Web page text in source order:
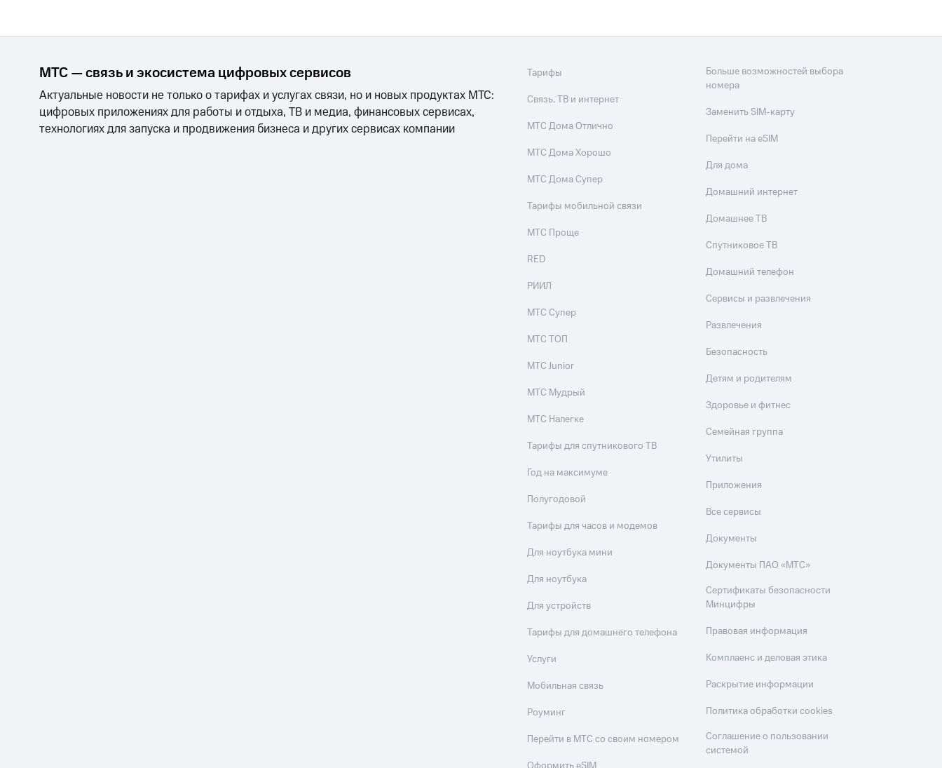
МТС — связь и экосистема цифровых сервисов
Актуальные новости не только о тарифах и услугах связи, но и новых продуктах МТС:
цифровых приложениях для работы и отдыха, ТВ и медиа, финансовых сервисах,
технологиях для запуска и продвижения бизнеса и других сервисах компании
Тарифы
Связь, ТВ и интернет
МТС Дома Отлично
МТС Дома Хорошо
МТС Дома Супер
Тарифы мобильной связи
МТС Проще
RED
РИИЛ
МТС Супер
МТС ТОП
МТС Junior
МТС Мудрый
МТС Налегке
Тарифы для спутникового ТВ
Год на максимуме
Полугодовой
Тарифы для часов и модемов
Для ноутбука мини
Для ноутбука
Для устройств
Тарифы для домашнего телефона
Услуги
Мобильная связь
Роуминг
Перейти в МТС со своим номером
Больше возможностей выбора
номера
Заменить SIM-карту
Перейти на eSIM
Для дома
Домашний интернет
Домашнее ТВ
Спутниковое ТВ
Домашний телефон
Сервисы и развлечения
Развлечения
Безопасность
Детям и родителям
Здоровье и фитнес
Семейная группа
Утилиты
Приложения
Все сервисы
Документы
Документы ПАО «МТС»
Сертификаты безопасности
Минцифры
Правовая информация
Комплаенс и деловая этика
Раскрытие информации
Политика обработки cookies
Соглашение о пользовании
системой